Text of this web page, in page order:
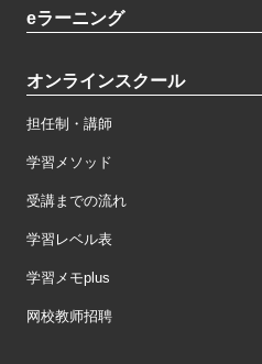
eラーニング
オンラインスクール
担任制・講師
学習メソッド
受講までの流れ
学習レベル表
学習メモplus
网校教师招聘